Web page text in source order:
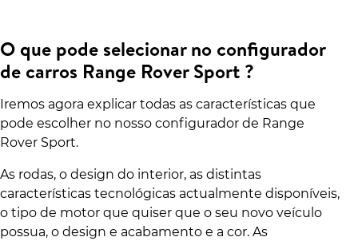
O que pode selecionar no configurador
de carros Range Rover Sport ?
Iremos agora explicar todas as características que
pode escolher no nosso configurador de Range
Rover Sport.
As rodas, o design do interior, as distintas
características tecnológicas actualmente disponíveis,
o tipo de motor que quiser que o seu novo veículo
possua, o design e acabamento e a cor. As